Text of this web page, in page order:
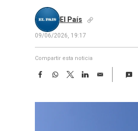
El País
09/06/2026, 19:17
Compartir esta noticia
F
e
W
t
T
w
t
L
k
E
i